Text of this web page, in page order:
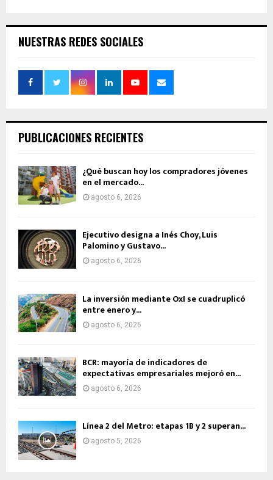
NUESTRAS REDES SOCIALES
PUBLICACIONES RECIENTES
¿Qué buscan hoy los compradores jóvenes
en el mercado...
agosto 6, 2026
Ejecutivo designa a Inés Choy, Luis
Palomino y Gustavo...
agosto 6, 2026
La inversión mediante OxI se cuadruplicó
entre enero y...
agosto 6, 2026
BCR: mayoría de indicadores de
expectativas empresariales mejoró en...
agosto 6, 2026
Línea 2 del Metro: etapas 1B y 2 superan...
agosto 5, 2026